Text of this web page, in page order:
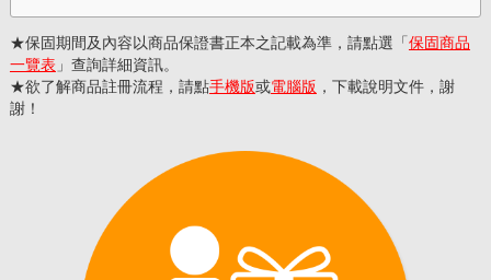
保固期間及內容以商品保證書正本之記載為準，請點選「 保固商品
一覽表 」查詢詳細資訊。
欲了解商品註冊流程，請點手機版或電腦版 ，下載說明文件，謝
謝！